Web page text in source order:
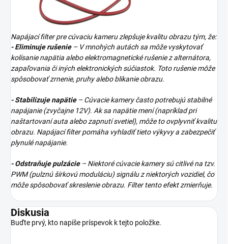
Napájací filter pre cúvaciu kameru zlepšuje kvalitu obrazu tým, že:
- Eliminuje rušenie– V mnohých autách sa môže vyskytovať
kolísanie napätia alebo elektromagnetické rušenie z alternátora,
zapaľovania či iných elektronických súčiastok. Toto rušenie môže
spôsobovať zrnenie, pruhy alebo blikanie obrazu.
- Stabilizuje napätie– Cúvacie kamery často potrebujú stabilné
napájanie (zvyčajne 12V). Ak sa napätie mení (napríklad pri
naštartovaní auta alebo zapnutí svetiel), môže to ovplyvniť kvalitu
obrazu. Napájací filter pomáha vyhladiť tieto výkyvy a zabezpečiť
plynulé napájanie.
- Odstraňuje pulzácie– Niektoré cúvacie kamery sú citlivé na tzv.
PWM (pulznú šírkovú moduláciu) signálu z niektorých vozidiel, čo
môže spôsobovať skreslenie obrazu. Filter tento efekt zmierňuje.
Diskusia
Buďte prvý, kto napíše príspevok k tejto položke.